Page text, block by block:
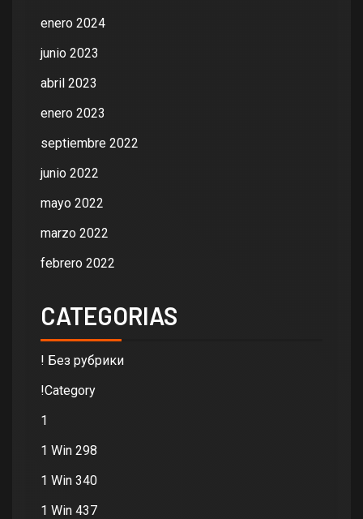
enero 2024
junio 2023
abril 2023
enero 2023
septiembre 2022
junio 2022
mayo 2022
marzo 2022
febrero 2022
CATEGORIAS
! Без рубрики
!Category
1
1 Win 298
1 Win 340
1 Win 437